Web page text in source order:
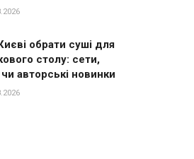
обрати суші для
столу: сети,
авторські новинки